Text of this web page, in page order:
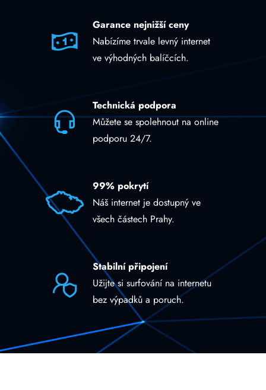
Garance nejnižší ceny
Nabízíme trvale levný internet
ve výhodných balíčcích.
Technická podpora
Můžete se spolehnout na online
podporu 24/7.
99% pokrytí
Náš internet je dostupný ve
všech částech Prahy.
Stabilní připojení
Užijte si surfování na internetu
bez výpadků a poruch.